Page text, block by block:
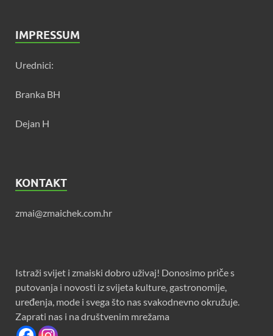
IMPRESSUM
Urednici:
Branka BH
Dejan H
KONTAKT
zmai@zmaichek.com.hr
Istraži svijet i zmaiski dobro uživaj! Donosimo priče s
putovanja i novosti iz svijeta kulture, gastronomije,
uređenja, mode i svega što nas svakodnevno okružuje.
Zaprati nas i na društvenim mrežama